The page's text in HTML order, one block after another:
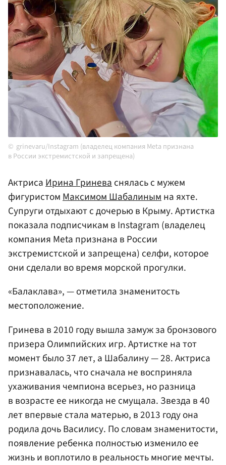
grinevaru/Instagram (владелец компания Meta признана
в России экстремистской и запрещена)
АктрисаИрина Гриневаснялась с мужем
фигуристомМаксимом Шабалинымна яхте.
Супруги отдыхают с дочерью в Крыму. Артистка
показала подписчикам в Instagram (владелец
компания Meta признана в России
экстремистской и запрещена) селфи, которое
они сделали во время морской прогулки.
«Балаклава», — отметила знаменитость
местоположение.
Гринева в 2010 году вышла замуж за бронзового
призера Олимпийских игр. Артистке на тот
момент было 37 лет, а Шабалину — 28. Актриса
признавалась, что сначала не восприняла
ухаживания чемпиона всерьез, но разница
в возрасте ее никогда не смущала. Звезда в 40
лет впервые стала матерью, в 2013 году она
родила дочь Василису. По словам знаменитости,
появление ребенка полностью изменило ее
жизнь и воплотило в реальность многие мечты.